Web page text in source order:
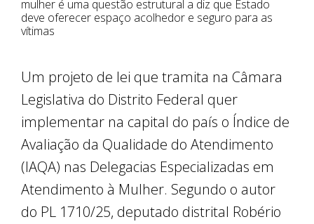
mulher é uma questão estrutural a diz que Estado
deve oferecer espaço acolhedor e seguro para as
vítimas
Um projeto de lei que tramita na Câmara
Legislativa do Distrito Federal quer
implementar na capital do país o Índice de
Avaliação da Qualidade do Atendimento
(IAQA) nas Delegacias Especializadas em
Atendimento à Mulher. Segundo o autor
do PL 1710/25, deputado distrital Robério